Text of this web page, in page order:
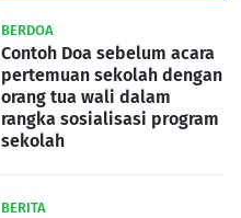
BERDOA
Contoh Doa sebelum acara
pertemuan sekolah dengan
orang tua wali dalam
rangka sosialisasi program
sekolah
BERITA